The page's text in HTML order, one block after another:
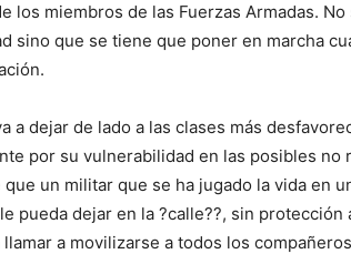
los miembros de las Fuerzas Armadas.
sino que se tiene que poner en marcha
a dejar de lado a las clases más
por su vulnerabilidad en las posibles no
un militar que se ha jugado la vida en
pueda dejar en la ?calle??, sin
llamar a movilizarse a todos los